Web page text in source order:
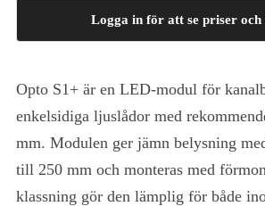
Opto S1+ är en LED-modul för
enkelsidiga ljuslådor med
mm. Modulen ger jämn belysning
till 250 mm och monteras med
klassning gör den lämplig för både
Logga in för att se priser och